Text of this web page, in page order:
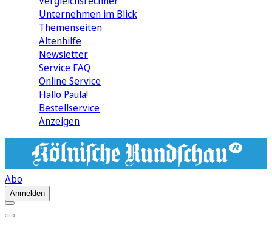
Unternehmen im Blick
Themenseiten
Altenhilfe
Newsletter
Service FAQ
Online Service
Hallo Paula!
Bestellservice
Anzeigen
Abo
Anmelden